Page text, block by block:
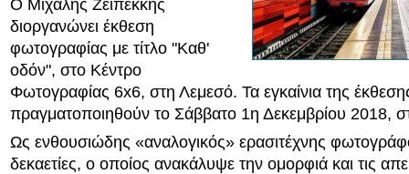
Ο Μιχάλης Ζειπέκκης
διοργανώνει έκθεση
φωτογραφίας με τίτλο "Καθ'
οδόν", στο Κέντρο
Φωτογραφίας 6x6, στη Λεμεσό. Τα εγκαίνια της
πραγματοποιηθούν το Σάββατο 1η Δεκεμβρίου 2018,
Ως ενθουσιώδης «αναλογικός» ερασιτέχνης
δεκαετίες, ο οποίος ανακάλυψε την ομορφιά και τις